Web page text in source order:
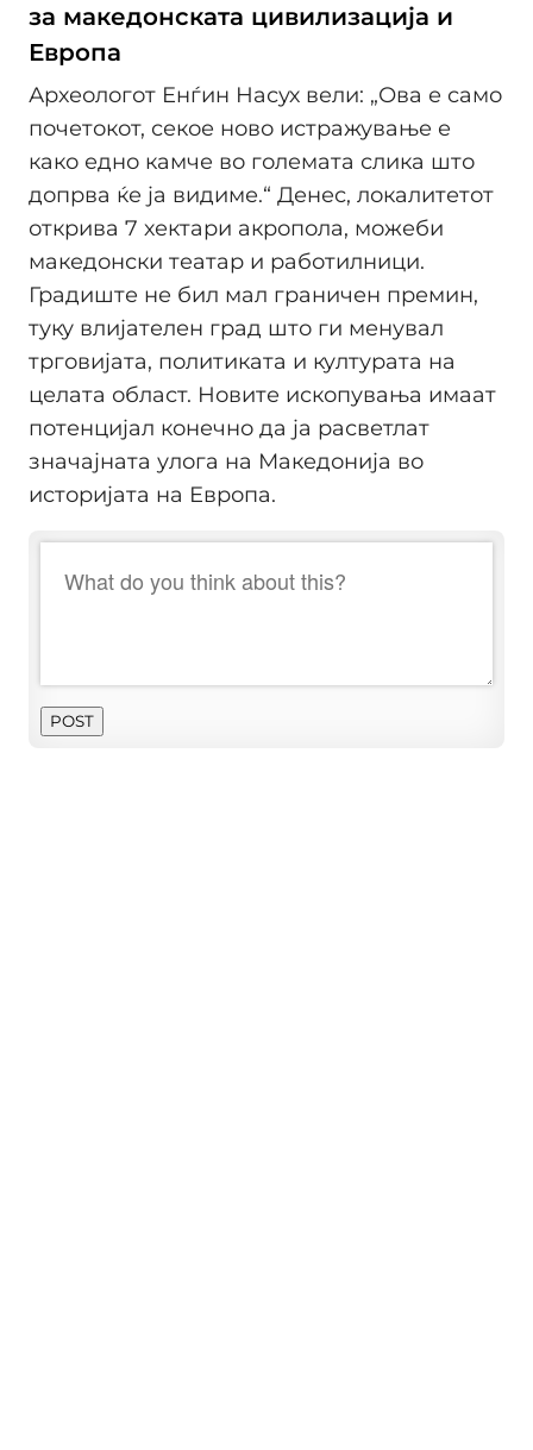
за македонската цивилизација и
Европа
Археологот Енѓин Насух вели: „Ова е само
почетокот, секое ново истражување е
како едно камче во големата слика што
допрва ќе ја видиме.“ Денес, локалитетот
открива 7 хектари акропола, можеби
македонски театар и работилници.
Градиште не бил мал граничен премин,
туку влијателен град што ги менувал
трговијата, политиката и културата на
целата област. Новите ископувања имаат
потенцијал конечно да ја расветлат
значајната улога на Македонија во
историјата на Европа.
POST